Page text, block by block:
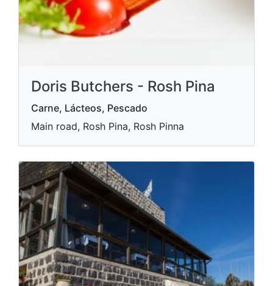
Doris Butchers - Rosh Pina
Carne, Lácteos, Pescado
Main road, Rosh Pina, Rosh Pinna